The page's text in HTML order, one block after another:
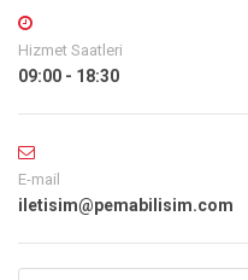
Hizmet Saatleri
09:00 - 18:30
E-mail
iletisim@pemabilisim.com
Products